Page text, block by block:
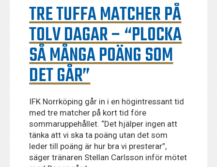
TRE TUFFA MATCHER PÅ
TOLV DAGAR – “PLOCKA
SÅ MÅNGA POÄNG SOM
DET GÅR”
IFK Norrköping går in i en högintressant tid
med tre matcher på kort tid före
sommaruppehållet. “Det hjälper ingen att
tänka att vi ska ta poäng utan det som
leder till poäng är hur bra vi presterar”,
säger tränaren Stellan Carlsson inför mötet